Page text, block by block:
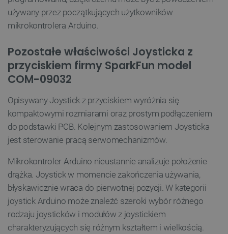
używany przez początkujących użytkowników
mikrokontrolera Arduino.
Pozostałe właściwości Joysticka z
przyciskiem firmy SparkFun model
COM-09032
Opisywany Joystick z przyciskiem wyróżnia się
kompaktowymi rozmiarami oraz prostym podłączeniem
do podstawki PCB. Kolejnym zastosowaniem Joysticka
jest sterowanie pracą serwomechanizmów.
Mikrokontroler Arduino nieustannie analizuje położenie
drążka. Joystick w momencie zakończenia używania,
błyskawicznie wraca do pierwotnej pozycji. W kategorii
joystick Arduino może znaleźć szeroki wybór różnego
rodzaju joysticków i modułów z joystickiem
charakteryzujących się różnym kształtem i wielkością.
VISITOR_PRIVACY_METADATA
__cf_bm
Cloudflare Inc.
Polityce prywatności Google